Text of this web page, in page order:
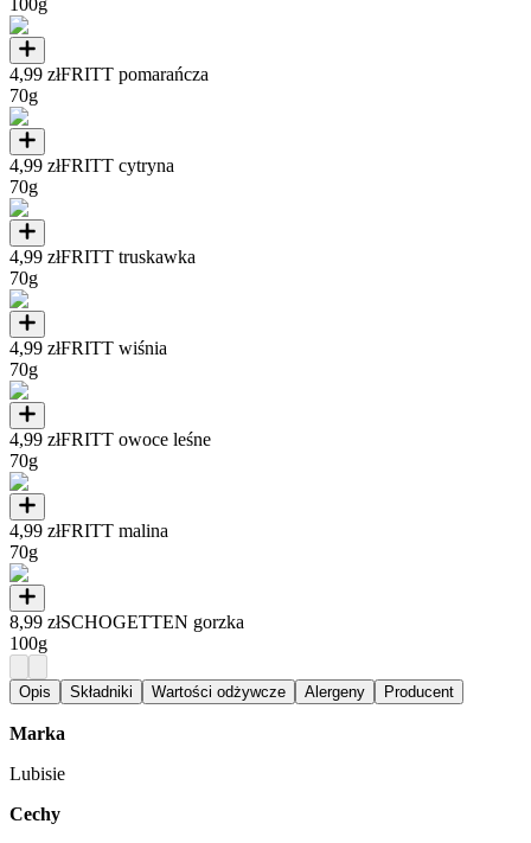
100g
4,99 złFRITT pomarańcza
70g
4,99 złFRITT cytryna
70g
4,99 złFRITT truskawka
70g
4,99 złFRITT wiśnia
70g
4,99 złFRITT owoce leśne
70g
4,99 złFRITT malina
70g
8,99 złSCHOGETTEN gorzka
100g
Opis Składniki Wartości odżywcze Alergeny Producent
Marka
Lubisie
Cechy